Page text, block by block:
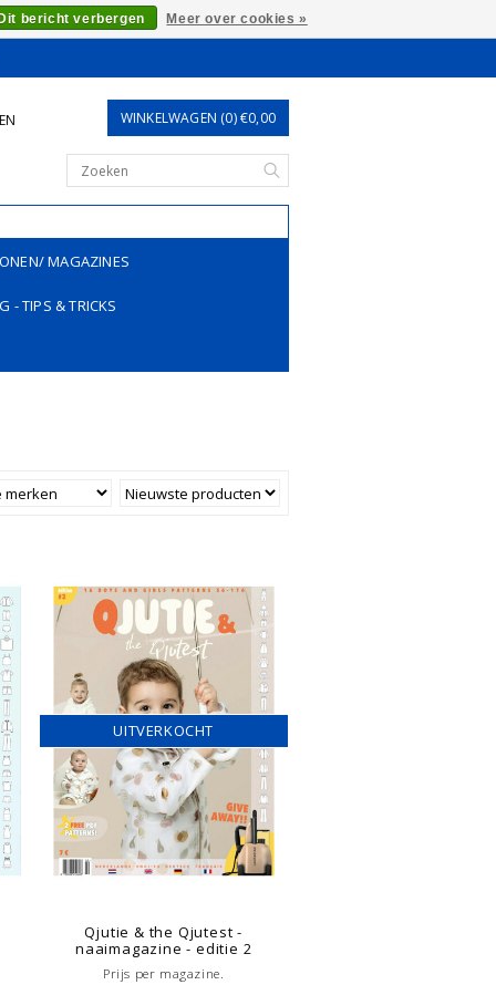
WINKELWAGEN (0) €0,00
MAGAZINES
- TIPS & TRICKS
UITVERKOCHT
Qjutie & the Qjutest -
naaimagazine - editie 2
Prijs per magazine.
Dit bericht verbergen Meer over cookies »